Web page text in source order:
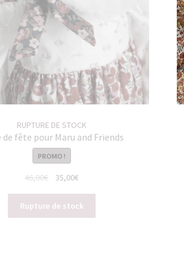
RUPTURE DE STOCK
de fête pour Maru and Friends
PROMO !
46,00€
Le
initial
était :
35,00€Le
actuel
est :
Rupture de stock